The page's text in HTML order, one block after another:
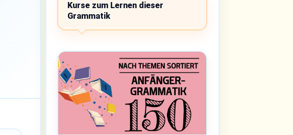
Kurse zum Lernen dieser
Grammatik